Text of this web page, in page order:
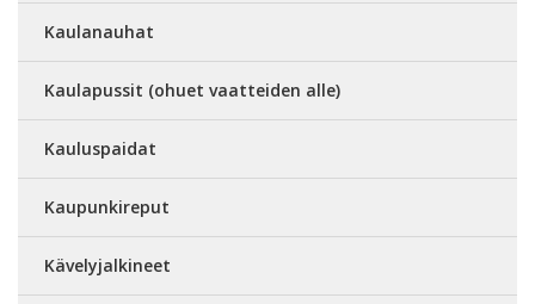
Kaulanauhat
Kaulapussit (ohuet vaatteiden alle)
Kauluspaidat
Kaupunkireput
Kävelyjalkineet